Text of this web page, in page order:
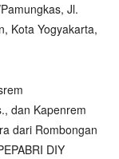
Jl.
Kota Yogyakarta,
dan Kapenrem
dari Rombongan
DIY